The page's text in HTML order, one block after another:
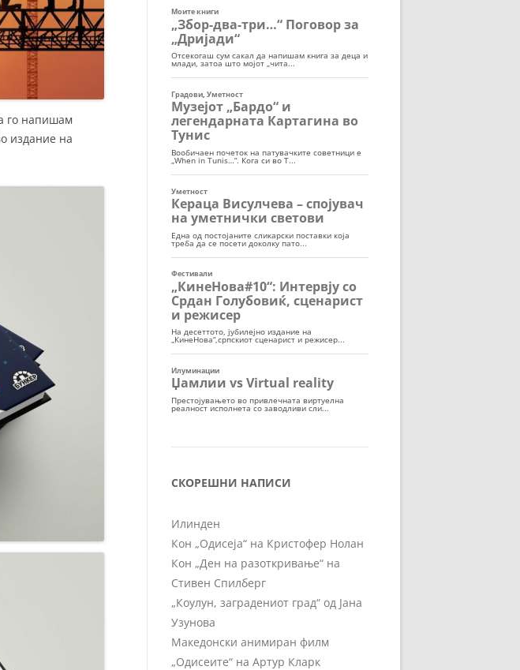
го напишам
издание на
СКОРЕШНИ НАПИСИ
Илинден
Кон „Одисеја“ на Кристофер Нолан
Кон „Ден на разоткривање“ на
Стивен Спилберг
„Коулун, заградениот град“ од Јана
Узунова
Македонски анимиран филм
„Одисеите“ на Артур Кларк